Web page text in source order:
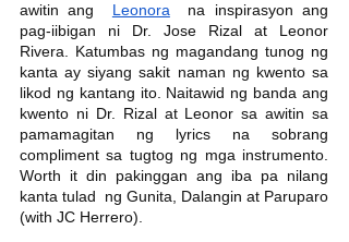
awitin ang Leonora
  na inspirasyon ang
pag-iibigan ni Dr. Jose Rizal at Leonor
Rivera. Katumbas ng magandang tunog ng
kanta ay siyang sakit naman ng kwento sa
likod ng kantang ito. Naitawid ng banda ang
kwento ni Dr. Rizal at Leonor sa awitin sa
pamamagitan ng lyrics na sobrang
compliment sa tugtog ng mga instrumento.
Worth it din pakinggan ang iba pa nilang
kanta tulad  ng Gunita, Dalangin at Paruparo
(with JC Herrero).